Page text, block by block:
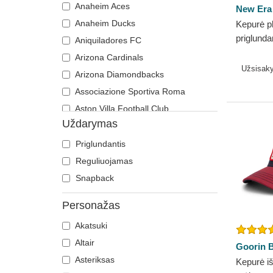
Vilkas
Viščiukas
Vokiečių aviganis
Voverė
Zebras
Žuvėdra
My Hero Academia
Nacionaliniai parkai
Naruto
NASA
One Piece
Rikas ir Mortis
Robotas Grendizer
Ryklys
Scooby-Doo
Smurfai
Sostų karai
SpongeBob
Anaheim Aces
Anaheim Ducks
Aniquiladores FC
Arizona Cardinals
Arizona Diamondbacks
Associazione Sportiva Roma
Aston Villa Football Club
Atlanta Braves
Atlanta Falcons
Boston Bruins
Boston Celtics
Boston Red Sox
Brooklyn Nets
Carolina Panthers
Chelsea Football Club
Chicago Bears
Uždarymas
Priglundantis
Reguliuojamas
Snapback
Personažas
Akatsuki
Altair
Asteriksas
New Era
Kepurė
Los
Goorin
Kepurė